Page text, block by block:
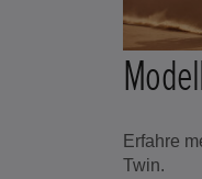
Erfahre
Twin.